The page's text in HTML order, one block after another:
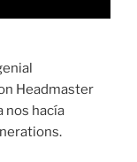
Headmaster
nos hacía